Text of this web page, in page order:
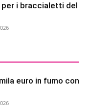
i braccialetti del
euro in fumo con